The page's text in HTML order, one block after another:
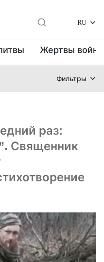
RU
Жертвы
Фильтры
раз:
Священник